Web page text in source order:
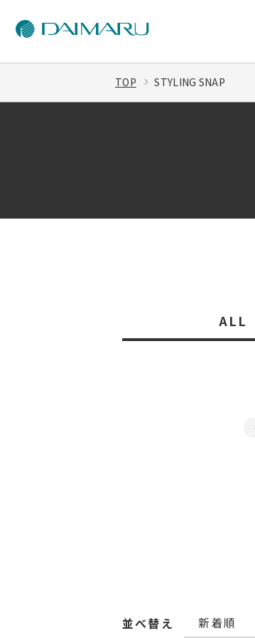
TOP STYLING SNAP
ALL
並べ替え